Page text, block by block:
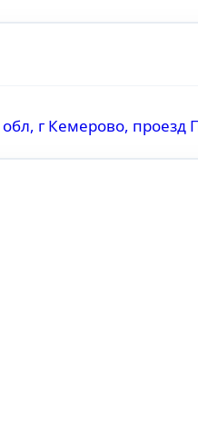
обл, г Кемерово,